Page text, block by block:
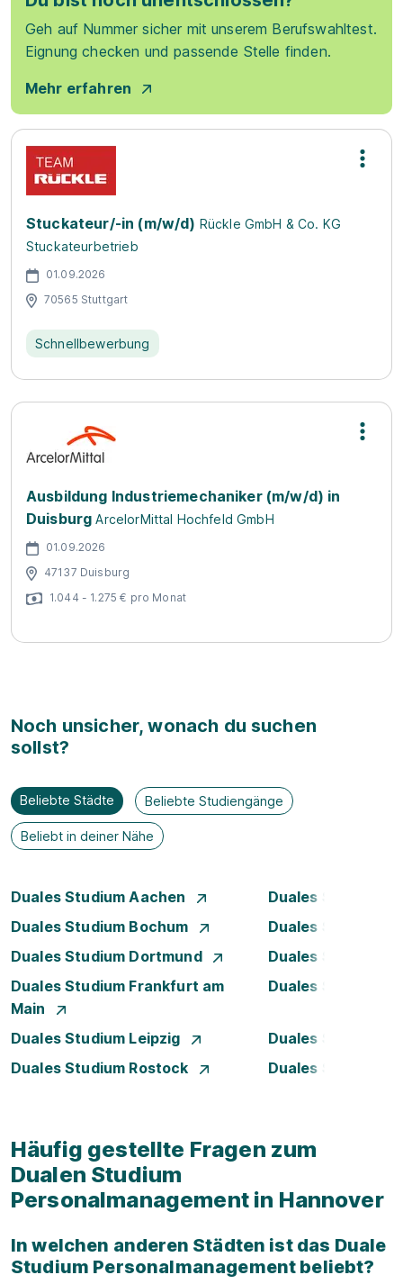
Geh auf Nummer sicher mit unserem Berufswahltest.
Eignung checken und passende Stelle finden.
Mehr erfahren
Stuckateur/-in (m/w/d) Rückle GmbH & Co. KG
Stuckateurbetrieb
01.09.2026
70565 Stuttgart
Schnellbewerbung
Ausbildung Industriemechaniker (m/w/d) in
Duisburg ArcelorMittal Hochfeld GmbH
01.09.2026
47137 Duisburg
1.044 - 1.275 € pro Monat
Noch unsicher, wonach du suchen
sollst?
Beliebte Städte Beliebte Studiengänge
Beliebt in deiner Nähe
Duales Studium Aachen
Duales Studium
Duales Studium Bochum
Duales Studium
Duales Studium Dortmund
Duales Studium
Duales Studium Frankfurt am
Main
Duales Studium
Duales Studium Leipzig
Duales Studium
Duales Studium Rostock
Duales Studium
Häufig gestellte Fragen zum
Dualen Studium
Personalmanagement in Hannover
In welchen anderen Städten ist das Duale
Studium Personalmanagement beliebt?